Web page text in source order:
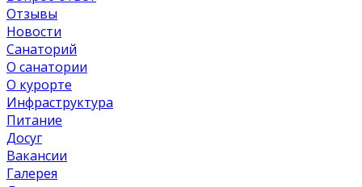
Отзывы
Новости
Санаторий
О санатории
О курорте
Инфраструктура
Питание
Досуг
Вакансии
Галерея